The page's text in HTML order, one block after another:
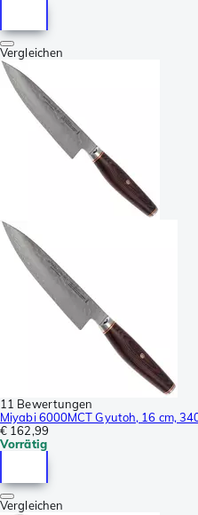
Vergleichen
11 Bewertungen
Miyabi 6000MCT Gyutoh, 16 cm,
€ 162,99
Vorrätig
Vergleichen